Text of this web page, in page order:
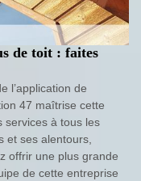
de toit : faites
l’application de
47 maîtrise cette
services à tous les
et ses alentours,
offrir une plus grande
de cette entreprise